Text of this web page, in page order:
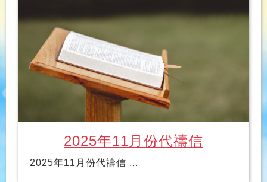
2025年11月份代禱信
2025年11月份代禱信 ...